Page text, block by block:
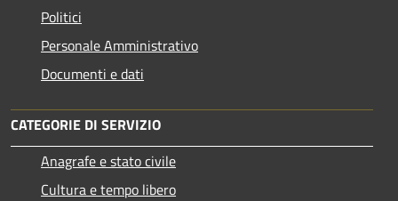
Politici
Personale Amministrativo
Documenti e dati
CATEGORIE DI SERVIZIO
Anagrafe e stato civile
Cultura e tempo libero